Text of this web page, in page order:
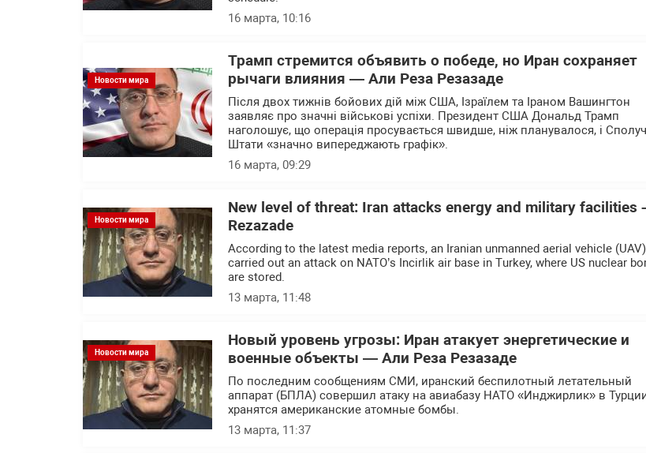
16 марта, 10:16
Новости мира
Трамп стремится объявить о победе, но Иран сохраняет
рычаги влияния — Али Реза Резазаде
Після двох тижнів бойових дій між США, Ізраїлем та Іраном Вашингтон
заявляє про значні військові успіхи. Президент США Дональд Трамп
наголошує, що операція просувається швидше, ніж планувалося, і
Штати «значно випереджають графік».
16 марта, 09:29
Новости мира
New level of threat: Iran attacks energy and military facilities
Rezazade
According to the latest media reports, an Iranian unmanned aerial vehicle
carried out an attack on NATO’s Incirlik air base in Turkey, where US nuclear
are stored.
13 марта, 11:48
Новости мира
Новый уровень угрозы: Иран атакует энергетические и
военные объекты — Али Реза Резазаде
По последним сообщениям СМИ, иранский беспилотный летательный
аппарат (БПЛА) совершил атаку на авиабазу НАТО «Инджирлик» в
хранятся американские атомные бомбы.
13 марта, 11:37